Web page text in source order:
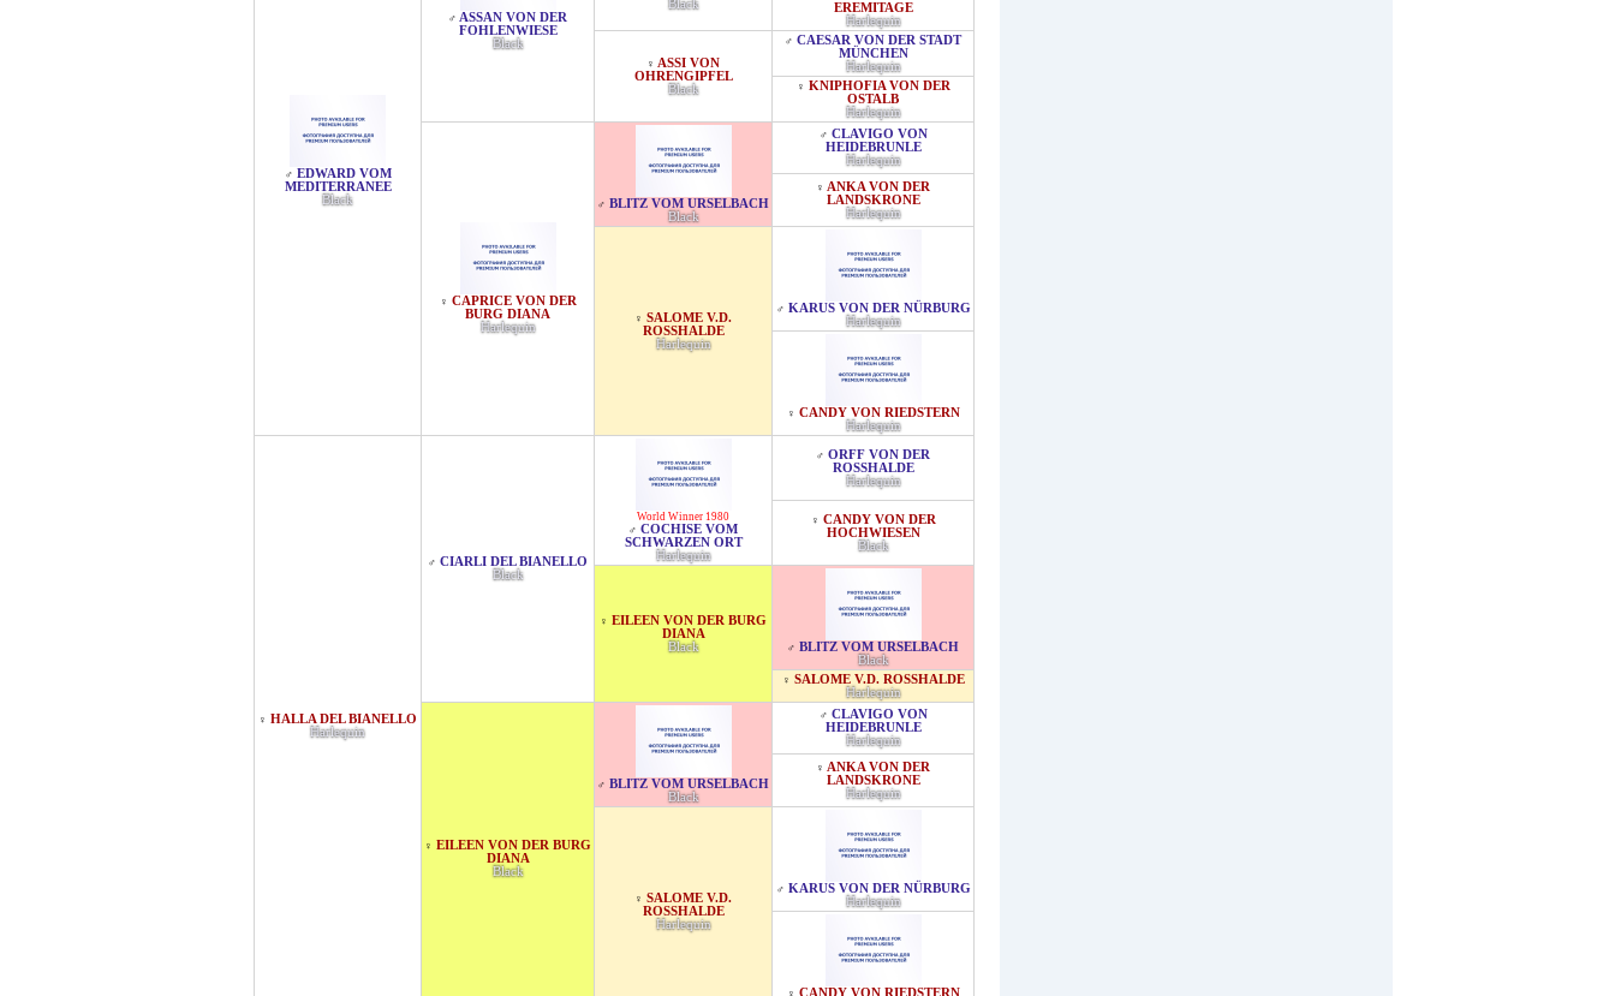
♂ EDWARD VOM
MEDITERRANEE
Black
♂ ASSAN VON DER
FOHLENWIESE
Black
Black
EREMITAGE
Harlequin
♀ ASSI VON
OHRENGIPFEL
Black
♂ CAESAR VON DER STADT
MÜNCHEN
Harlequin
♀ KNIPHOFIA VON DER
OSTALB
Harlequin
♀ CAPRICE VON DER
BURG DIANA
Harlequin
♂ BLITZ VOM URSELBACH
Black
♂ CLAVIGO VON
HEIDEBRUNLE
Harlequin
♀ ANKA VON DER
LANDSKRONE
Harlequin
♀ SALOME V.D.
ROSSHALDE
Harlequin
♂ KARUS VON DER NÜRBURG
Harlequin
♀ CANDY VON RIEDSTERN
Harlequin
♀ HALLA DEL BIANELLO
Harlequin
♂ CIARLI DEL BIANELLO
Black
World Winner 1980
♂ COCHISE VOM
SCHWARZEN ORT
Harlequin
♂ ORFF VON DER
ROSSHALDE
Harlequin
♀ CANDY VON DER
HOCHWIESEN
Black
♀ EILEEN VON DER BURG
DIANA
Black
♂ BLITZ VOM URSELBACH
Black
♀ SALOME V.D. ROSSHALDE
Harlequin
♀ EILEEN VON DER BURG
DIANA
Black
♂ BLITZ VOM URSELBACH
Black
♂ CLAVIGO VON
HEIDEBRUNLE
Harlequin
♀ ANKA VON DER
LANDSKRONE
Harlequin
♀ SALOME V.D.
ROSSHALDE
Harlequin
♂ KARUS VON DER NÜRBURG
Harlequin
♀ CANDY VON RIEDSTERN